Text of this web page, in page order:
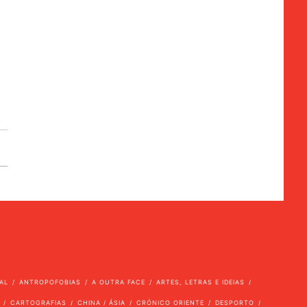
ANTROPOFOBIAS A OUTRA FACE ARTES, LETRAS E IDEIAS
CARTOGRAFIAS CHINA / ÁSIA CRÓNICO ORIENTE DESPORTO